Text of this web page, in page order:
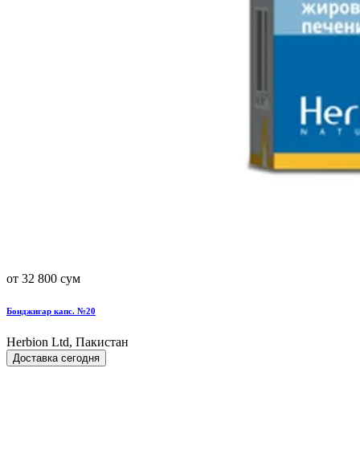
от 32 800 сум
Бонджигар капс. №20
Herbion Ltd, Пакистан
Доставка сегодня